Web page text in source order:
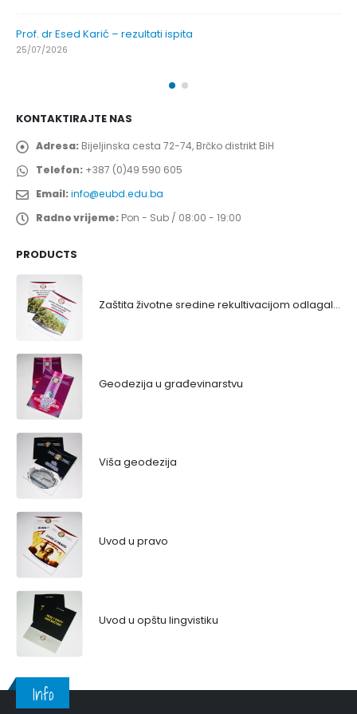
Prof. dr Esed Karić – rezultati ispita
25/07/2026
KONTAKTIRAJTE NAS
Adresa: Bijeljinska cesta 72-74, Brčko distrikt BiH
Telefon: +387 (0)49 590 605
Email:info@eubd.edu.ba
Radno vrijeme: Pon - Sub / 08:00 - 19:00
PRODUCTS
Zaštita životne sredine rekultivacijom odlagališta
Geodezija u građevinarstvu
Viša geodezija
Uvod u pravo
Uvod u opštu lingvistiku
Info